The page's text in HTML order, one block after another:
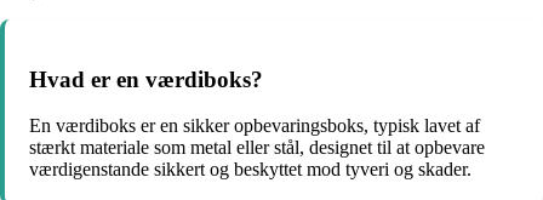
Hvad er en værdiboks?
En værdiboks er en sikker opbevaringsboks, typisk lavet af
stærkt materiale som metal eller stål, designet til at opbevare
værdigenstande sikkert og beskyttet mod tyveri og skader.